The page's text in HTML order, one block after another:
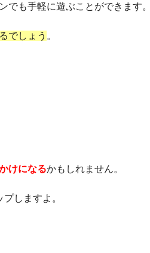
でも手軽に遊ぶことができます。
でしょう 。
けになるかもしれません。
しますよ。